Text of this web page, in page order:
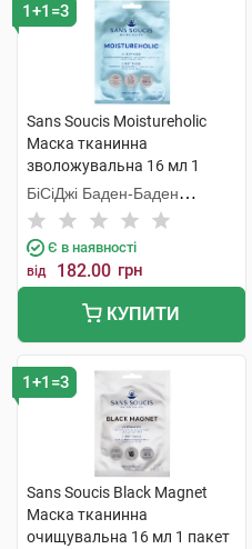
1+1=3
Sans Soucis Moistureholic
Маска тканинна
зволожувальна 16 мл 1
пакет
БіСіДжі Баден-Баден
Косметікс Груп Гмбх
Є в наявності
від 182.00 грн
КУПИТИ
1+1=3
Sans Soucis Black Magnet
Маска тканинна
очищувальна 16 мл 1 пакет